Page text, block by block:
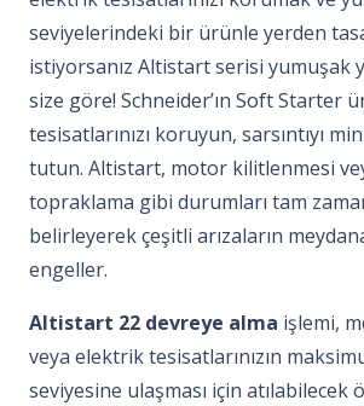
seviyelerindeki bir ürünle yerden
istiyorsanız Altistart serisi yumuşak
size göre! Schneider’ın Soft Starter
tesisatlarınızı koruyun, sarsıntıyı
tutun. Altistart, motor kilitlenmesi
topraklama gibi durumları tam
belirleyerek çeşitli arızaların
engeller.
Altistart 22 devreye alma işlemi,
veya elektrik tesisatlarınızın
seviyesine ulaşması için atılabilecek